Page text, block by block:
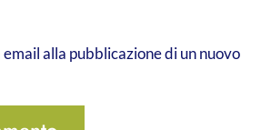
alla pubblicazione di un nuovo